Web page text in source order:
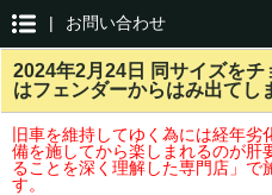
| お問い合わせ
2024年2月24日 同サイズを
はフェンダーからはみ出てし
旧車を維持してゆく為には経年
備を施してから楽しまれるのが肝
ることを深く理解した専門店」で
す。